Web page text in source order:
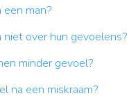
man?
over hun gevoelens?
minder gevoel?
na een miskraam?